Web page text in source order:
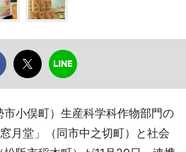
小俣町）生産科学科作物部門の
月堂」（同市中之切町）と社会